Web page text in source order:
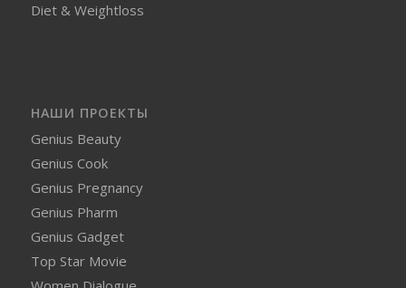
Diet & Weightloss
НАШИ ПРОЕКТЫ
Genius Beauty
Genius Cook
Genius Pregnancy
Genius Pharm
Genius Gadget
Top Star Movie